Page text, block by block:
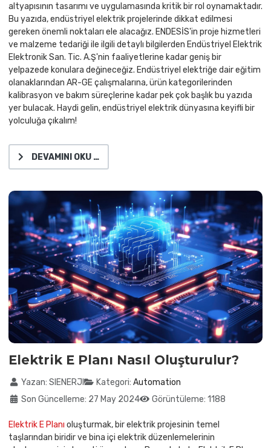
altyapısının tasarımı ve uygulamasında kritik bir rol oynamaktadır.
Bu yazıda, endüstriyel elektrik projelerinde dikkat edilmesi
gereken önemli noktaları ele alacağız. ENDESİS'in proje hizmetleri
ve malzeme tedariği ile ilgili detaylı bilgilerden Endüstriyel Elektrik
Elektronik San. Tic. A.Ş'nin faaliyetlerine kadar geniş bir
yelpazede konulara değineceğiz. Endüstriyel elektriğe dair eğitim
olanaklarından AR-GE çalışmalarına, ürün kategorilerinden
kalibrasyon ve bakım süreçlerine kadar pek çok başlık bu yazıda
yer bulacak. Haydi gelin, endüstriyel elektrik dünyasına keyifli bir
yolculuğa çıkalım!
DEVAMINI OKU …
Elektrik E Planı Nasıl Oluşturulur?
Ayrıntılar
Yazan: SIENERJI Kategori: Automation
Son Güncelleme: 27 May 2024
Görüntüleme: 1188
Elektrik E Planı oluşturmak, bir elektrik projesinin temel
taşlarından biridir ve bina içi elektrik düzenlemelerinin